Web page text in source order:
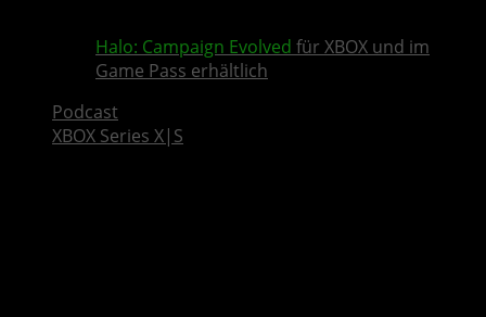
Halo: Campaign Evolved für XBOX und im
Game Pass erhältlich
Podcast
XBOX Series X|S